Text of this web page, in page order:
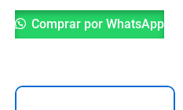
producto
Comprar por WhatsApp